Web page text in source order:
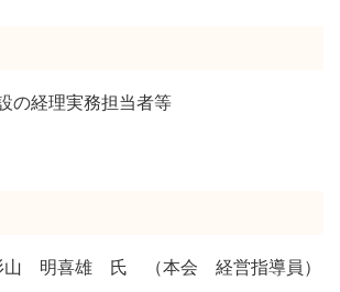
の経理実務担当者等
明喜雄 氏 （本会 経営指導員）